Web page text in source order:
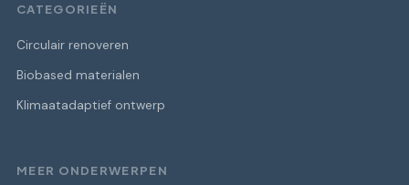
CATEGORIEËN
Circulair renoveren
Biobased materialen
Klimaatadaptief ontwerp
MEER ONDERWERPEN